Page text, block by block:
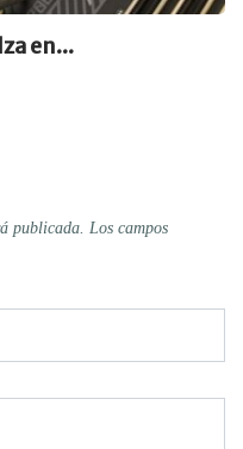
en...
publicada. Los campos